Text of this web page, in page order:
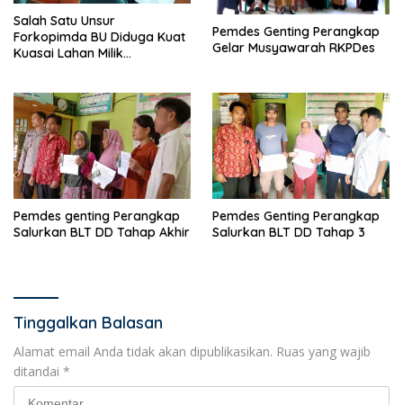
Salah Satu Unsur
Forkopimda BU Diduga Kuat
Kuasai Lahan Milik
Pemdes Genting Perangkap
Gelar Musyawarah RKPDes
Pemdes genting Perangkap
Salurkan BLT DD Tahap Akhir
Pemdes Genting Perangkap
Salurkan BLT DD Tahap 3
Tinggalkan Balasan
Alamat email Anda tidak akan dipublikasikan. Ruas yang wajib
ditandai *